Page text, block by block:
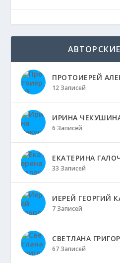
ПРОТОИЕРЕЙ
12 Записей
ИРИНА
6 Записей
ЕКАТЕРИНА
33 Записей
ИЕРЕЙ ГЕОРГИЙ
7 Записей
СВЕТЛАНА
67 Записей